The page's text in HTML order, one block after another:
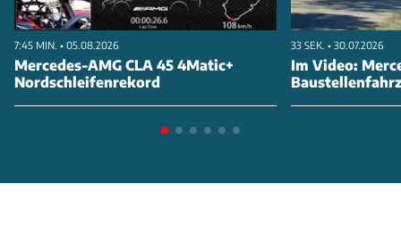
7:45 MIN. • 05.08.2026
Mercedes-AMG CLA 45 4Matic+
Nordschleifenrekord
33 SEK. • 30.07.2026
Im Video: